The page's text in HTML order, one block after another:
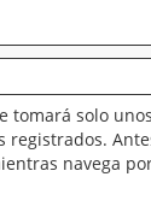
tomará solo
navega